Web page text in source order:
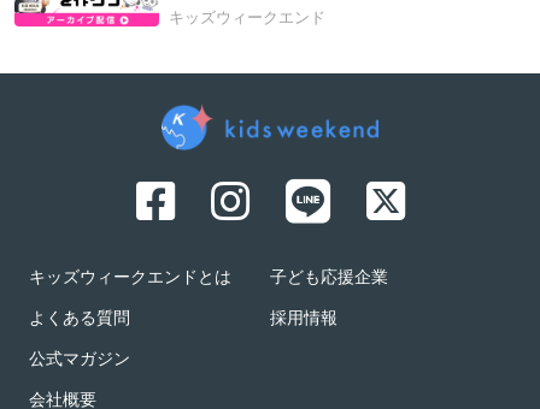
キッズウィークエンド
キッズウィークエンドとは
よくある質問
公式マガジン
会社概要
子ども応援企業
採用情報